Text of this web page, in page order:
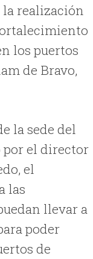
la realización
los puertos
de Bravo,
la sede del
por el director
el
las
llevar a
poder
de